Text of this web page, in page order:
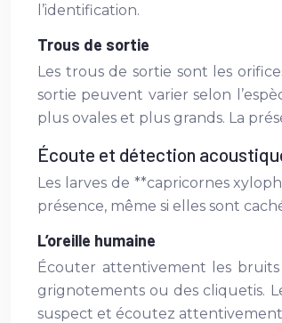
l’identification.
Trous de sortie
Les trous de sortie sont les
sortie peuvent varier selon
plus ovales et plus grands. La
Écoute et détection
Les larves de **capricornes
présence, même si elles sont
L’oreille humaine
Écouter attentivement les
grignotements ou des cliquetis.
suspect et écoutez